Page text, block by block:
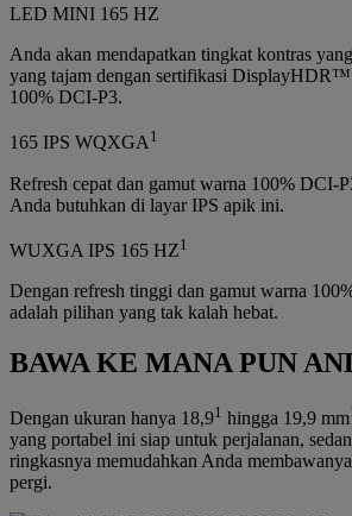
LED MINI 165 HZ
Anda akan mendapatkan tingkat kontras
yang tajam dengan sertifikasi DisplayHDR™
100% DCI-P3.
165 IPS WQXGA1
Refresh cepat dan gamut warna 100% DCI-
Anda butuhkan di layar IPS apik ini.
WUXGA IPS 165 HZ1
Dengan refresh tinggi dan gamut warna
adalah pilihan yang tak kalah hebat.
BAWA KE MANA PUN
Dengan ukuran hanya 18,91 hingga 19,9 mm
yang portabel ini siap untuk perjalanan,
ringkasnya memudahkan Anda
pergi.